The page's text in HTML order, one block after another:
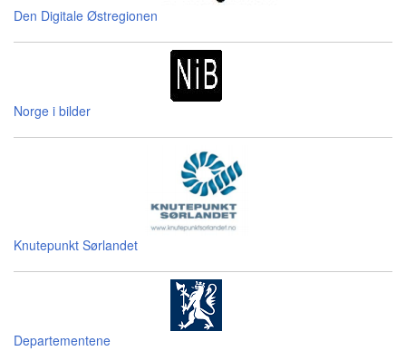
Den Digitale Østregionen
Norge i bilder
Knutepunkt Sørlandet
Departementene